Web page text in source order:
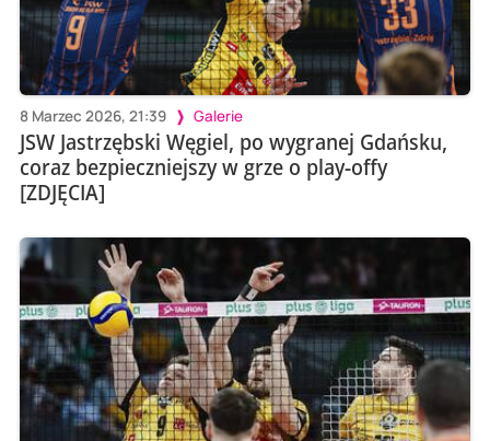
8 Marzec 2026, 21:39 Galerie
JSW Jastrzębski Węgiel, po wygranej Gdańsku,
coraz bezpieczniejszy w grze o play-offy
[ZDJĘCIA]